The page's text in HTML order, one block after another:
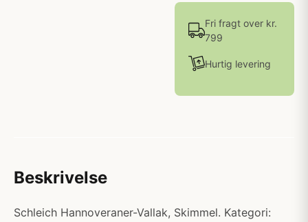
Fri fragt over kr.
799
Hurtig levering
Beskrivelse
Schleich Hannoveraner-Vallak, Skimmel. Kategori: